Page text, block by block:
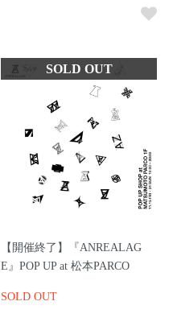
【開催終了】『ANREALAG
E』POP UP at 松本PARCO
SOLD OUT